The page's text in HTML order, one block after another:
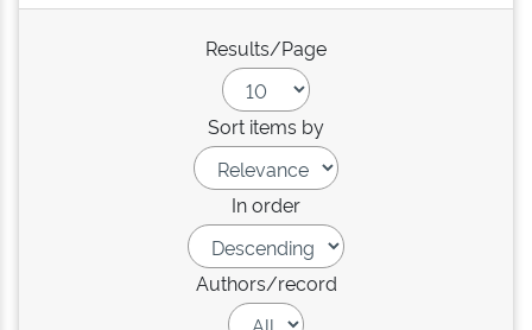
Results/Page
Sort items by
In order
Authors/record